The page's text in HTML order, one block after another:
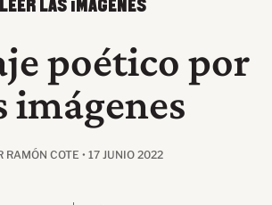
LEER LAS IMÁGENES
poético por
imágenes
RAMÓN COTE • 17 JUNIO 2022